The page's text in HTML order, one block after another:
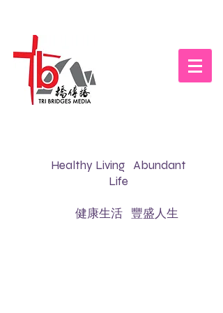
Healthy Living Abundant
Life
健康生活 豐盛人生